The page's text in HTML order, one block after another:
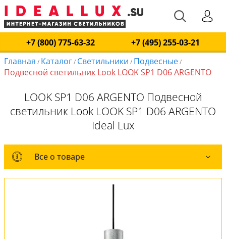
+7 (800) 775-63-32
+7 (495) 255-03-21
Главная / Каталог/ Светильники / Подвесные/
Подвесной светильник Look LOOK SP1 D06 ARGENTO
LOOK SP1 D06 ARGENTO Подвесной
светильник Look LOOK SP1 D06 ARGENTO
Ideal Lux
Все о товаре
Все о товаре